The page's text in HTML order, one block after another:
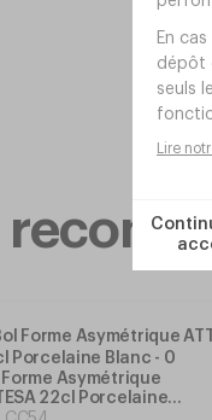
Forme Asymétrique
22cl Porcelaine